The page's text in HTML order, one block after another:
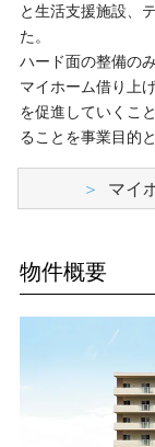
ミサワアイデンテ
と生活支援施設、
た。
ハード面の整備の
マイホーム借り上
を促進していくこ
ることを事業目的
マイ
物件概要